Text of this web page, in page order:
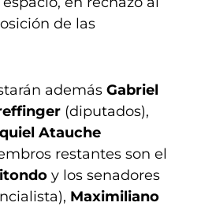
de las
además Gabriel
(diputados),
Atauche
restantes son el
y los senadores
Maximiliano